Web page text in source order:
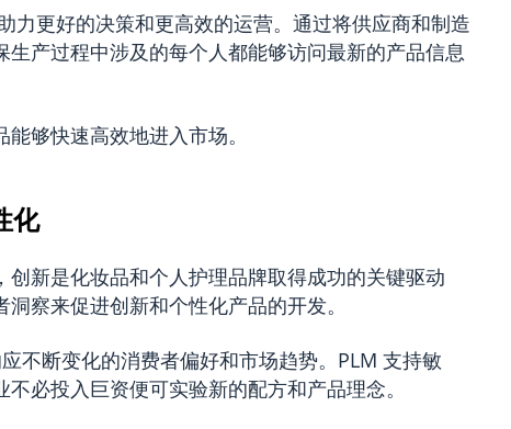
力更好的决策和更高效的运营。通过将供应商和制造
产过程中涉及的每个人都能够访问最新的产品信息
够快速高效地进入市场。
化
新是化妆品和个人护理品牌取得成功的关键驱动
察来促进创新和个性化产品的开发。
不断变化的消费者偏好和市场趋势。PLM 支持敏
必投入巨资便可实验新的配方和产品理念。